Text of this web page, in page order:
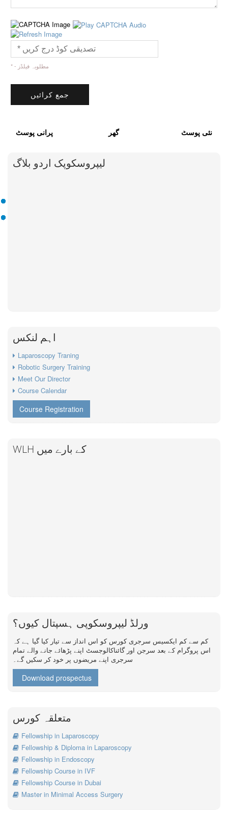
* - مطلوبہ فیلڈز
پرانی پوسٹ گھر نئی پوسٹ
لیپروسکوپک اردو بلاگ
اہم لنکس
Laparoscopy Traning
Robotic Surgery Training
Meet Our Director
Course Calendar
Course Registration
WLH کے بارے میں
ورلڈ لیپروسکوپی ہسپتال کیوں؟
کم سے کم ایکسیس سرجری کورس کو اس انداز سے تیار کیا گیا ہے کہ
اس پروگرام کے بعد سرجن اور گائناکالوجسٹ اپنے پڑھائے جانے والے تمام
سرجری اپنے مریضوں پر خود کر سکیں گے۔
Download prospectus
متعلقہ کورس
Fellowship in Laparoscopy
Fellowship & Diploma in Laparoscopy
Fellowship in Endoscopy
Fellowship Course in IVF
Fellowship Course in Dubai
Master in Minimal Access Surgery